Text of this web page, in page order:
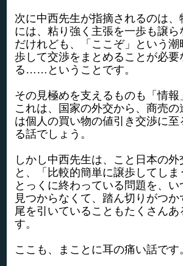
次に中西先生が指摘されるのは、
には、粘り強く主張を一歩も譲
だけれども、「ここぞ」という潮
歩して交渉をまとめることが必要
る……ということです。
その見極めを支えるものも「情
これは、国家の外交から、商売の
は個人の買い物の値引き交渉に至
る話でしょう。
しかし中西先生は、こと日本の外
と、「比較的簡単に譲歩してしま
とっくに終わっている問題を、
見つからなくて、踏ん切りがつか
尾を引いていることもたくさんあ
す。
ここも、まことに耳の痛い話です